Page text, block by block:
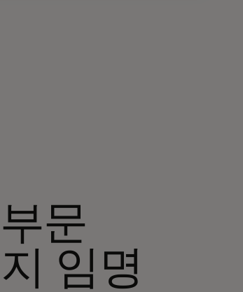
문
임명